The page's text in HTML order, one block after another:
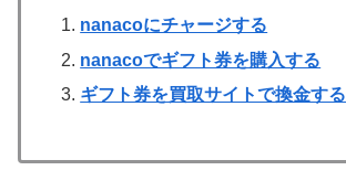
nanacoにチャージする
nanacoでギフト券を購入する
ギフト券を買取サイトで換金する